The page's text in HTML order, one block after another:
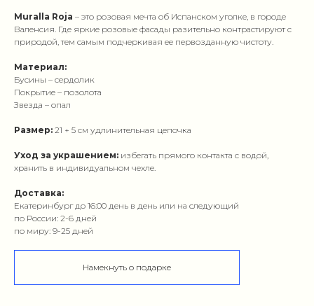
Muralla Roja – это розовая мечта об Испанском уголке, в городе
Валенсия. Где яркие розовые фасады разительно контрастируют с
природой, тем самым подчеркивая ее первозданную чистоту.
Материал:
Бусины – сердолик
Покрытие – позолота
Звезда – опал
Размер: 21 + 5 см удлинительная цепочка
Уход за украшением: избегать прямого контакта с водой,
хранить в индивидуальном чехле.
Доставка:
Екатеринбург до 16:00 день в день или на следующий
по России: 2-6 дней
по миру: 9-25 дней
Намекнуть о подарке